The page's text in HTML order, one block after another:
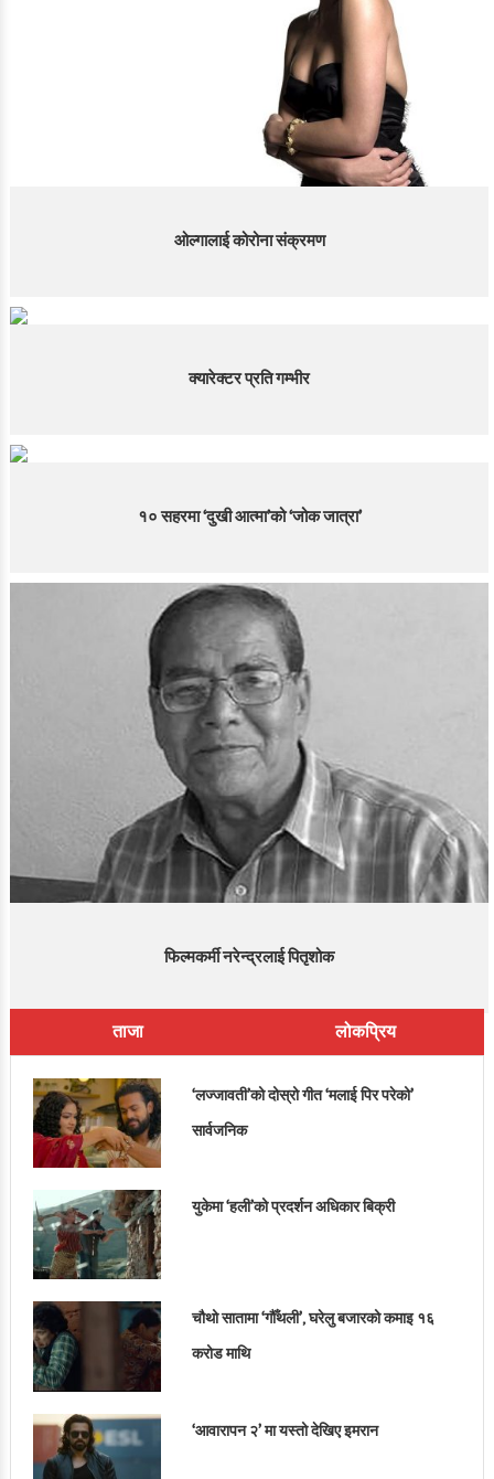
ओल्गालाई कोरोना संक्रमण
क्यारेक्टर प्रति गम्भीर
१० सहरमा ‘दुखी आत्मा’को ‘जोक जात्रा’
फिल्मकर्मी नरेन्द्रलाई पितृशोक
ताजा लोकप्रिय
‘लज्जावती’को दोस्रो गीत ‘मलाई पिर परेको’
सार्वजनिक
युकेमा ‘हली’को प्रदर्शन अधिकार बिक्री
चौथो सातामा ‘गौँथली’, घरेलु बजारको कमाइ १६
करोड माथि
‘आवारापन २’ मा यस्तो देखिए इमरान